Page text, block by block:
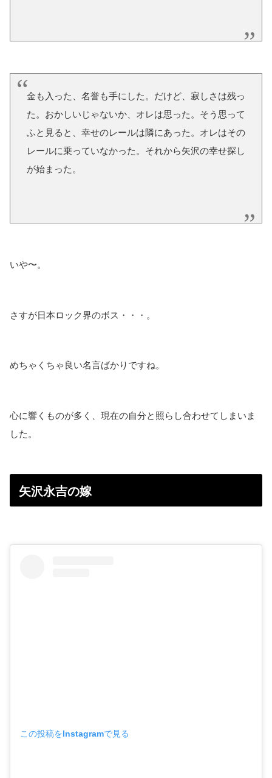
金も入った、名誉も手にした。だけど、寂しさは残っ
た。おかしいじゃないか、オレは思った。そう思って
ふと見ると、幸せのレールは隣にあった。オレはその
レールに乗っていなかった。それから矢沢の幸せ探し
が始まった。
いや〜。
さすが日本ロック界のボス・・・。
めちゃくちゃ良い名言ばかりですね。
心に響くものが多く、現在の自分と照らし合わせてしまいま
した。
矢沢永吉の嫁
この投稿をInstagramで見る